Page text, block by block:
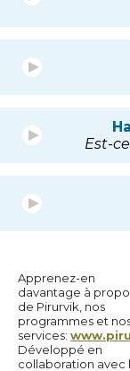
Est-
Apprenez-en
davantage à
de Pirurvik, nos
programmes et
services:
Développé en
collaboration avec